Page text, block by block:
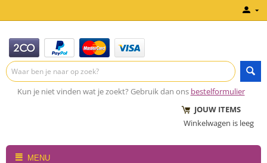
Kun je niet vinden wat je zoekt? Gebruik dan ons bestelformulier
JOUW ITEMS
Winkelwagen is leeg
MENU